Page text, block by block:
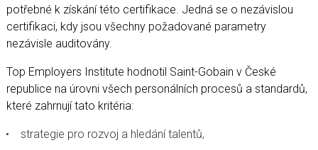
potřebné k získání této certifikace. Jedná se o nezávislou
certifikaci, kdy jsou všechny požadované parametry
nezávisle auditovány.
Top Employers Institute hodnotil Saint-Gobain v České
republice na úrovni všech personálních procesů a standardů,
které zahrnují tato kritéria:
strategie pro rozvoj a hledání talentů,